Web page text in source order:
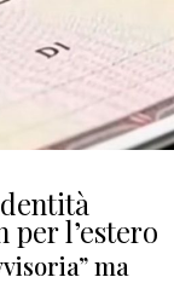
per l’estero
ma